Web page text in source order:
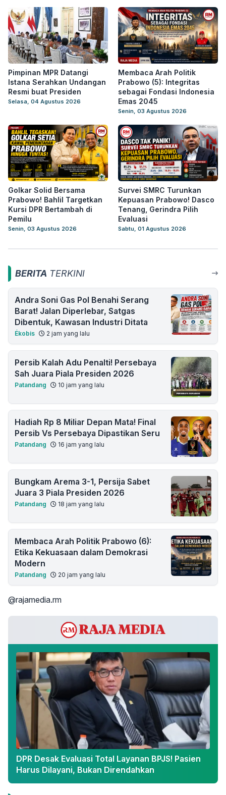
Pimpinan MPR Datangi
Istana Serahkan Undangan
Resmi buat Presiden
Selasa, 04 Agustus 2026
Membaca Arah Politik
Prabowo (5): Integritas
sebagai Fondasi Indonesia
Emas 2045
Senin, 03 Agustus 2026
Golkar Solid Bersama
Prabowo! Bahlil Targetkan
Kursi DPR Bertambah di
Pemilu
Senin, 03 Agustus 2026
Survei SMRC Turunkan
Kepuasan Prabowo! Dasco
Tenang, Gerindra Pilih
Evaluasi
Sabtu, 01 Agustus 2026
BERITA TERKINI
Andra Soni Gas Pol Benahi Serang
Barat! Jalan Diperlebar, Satgas
Dibentuk, Kawasan Industri Ditata
Ékobis 2 jam yang lalu
Persib Kalah Adu Penalti! Persebaya
Sah Juara Piala Presiden 2026
Patandang 10 jam yang lalu
Hadiah Rp 8 Miliar Depan Mata! Final
Persib Vs Persebaya Dipastikan Seru
Patandang 16 jam yang lalu
Bungkam Arema 3-1, Persija Sabet
Juara 3 Piala Presiden 2026
Patandang 18 jam yang lalu
Membaca Arah Politik Prabowo (6):
Etika Kekuasaan dalam Demokrasi
Modern
Patandang 20 jam yang lalu
@rajamedia.rm
DPR Desak Evaluasi Total Layanan BPJS! Pasien
Harus Dilayani, Bukan Direndahkan